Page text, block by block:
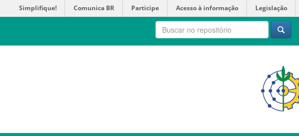
Simplifique! Comunica BR Participe Acesso à informação Legislação